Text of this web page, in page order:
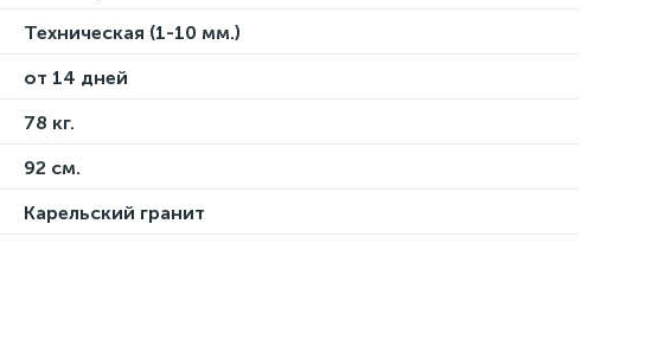
Техническая (1-10 мм.)
от 14 дней
78 кг.
92 см.
Карельский гранит